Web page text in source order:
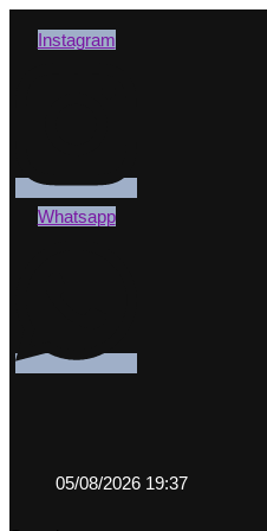
Instagram
Whatsapp
05/08/2026 19:37